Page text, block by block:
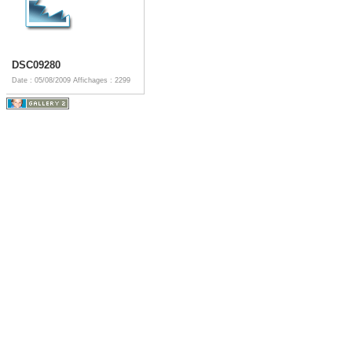
DSC09280
Date : 05/08/2009 Affichages : 2299